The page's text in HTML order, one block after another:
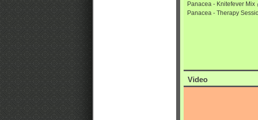
Panacea - Knitefever Mix
Panacea - Therapy
Video